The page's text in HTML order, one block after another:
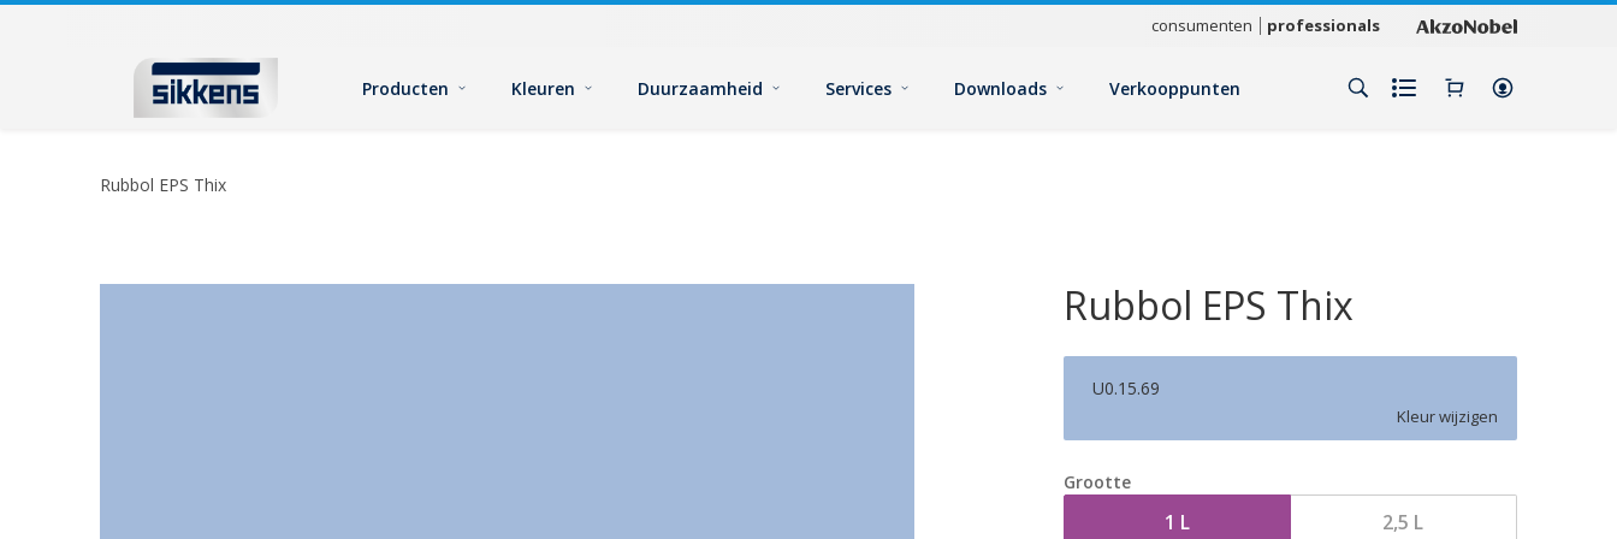
consumenten professionals
Producten Kleuren Duurzaamheid Services Downloads Verkooppunten
Rubbol EPS Thix
Rubbol EPS Thix
U0.15.69
Kleur wijzigen
Grootte
1 L 2,5 L